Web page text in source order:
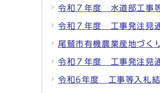
令和７年度 水道部工事
令和７年度 工事発注見
尾鷲市有機農業産地づく
令和７年度 工事発注見
令和6年度 工事等入札